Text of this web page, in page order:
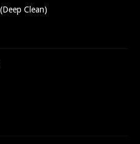
Clean)